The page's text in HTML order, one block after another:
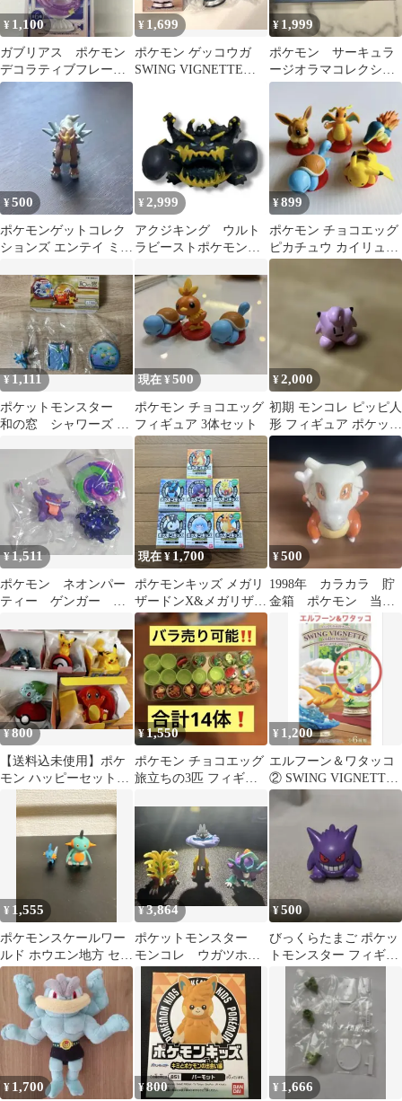
¥ 1,100
ガブリアス ポケモン
デコラティブフレーム
コレクション
¥ 1,699
ポケモン ゲッコウガ
SWING VIGNETTE
¥ 1,999
ポケモン サーキュラ
ージオラマコレクショ
ン2 きらめきの瞬間
¥500
ポケモンゲットコレク
ションズ エンテイ ミニ
¥ 2,999
アクジキング ウルト
ラビーストポケモンゲ
メレメレ島の大冒険
¥899
ポケモン チョコエッグ
ピカチュウ カイリュウ
ヒノアラシ ゼニガメ イ
¥1,111
ポケットモンスター
和の窓 シャワーズ リ
現在 ¥500
ポケモン チョコエッグ
フィギュア 3体セット
¥2,000
初期 モンコレ ピッピ人
形 フィギュア ポケット
モンスター
¥1,511
ポケモン ネオンパー
ティー ゲンガー ポ
ーメント
現在 ¥1,700
ポケモンキッズ メガリ
ザードンX&メガリザー
ドンY編 7個
¥500
1998年 カラカラ 貯
金箱 ポケモン 当時
物 レトロ
¥800
【送料込未使用】ポケ
モン ハッピーセット
2025 第1弾 第2弾 5種
¥1,550
ポケモン チョコエッグ
旅立ちの3匹 フィギュ
¥ 1,200
エルフーン＆ワタッコ
② SWING VIGNETTE
Collection 04
¥ 1,555
ポケモンスケールワー
ルド ホウエン地方 セッ
ト ミズゴロウ＆ヌマク
ロー
¥3,864
ポケットモンスター
モンコレ ウガツホム
ラ ウネルミナモ タ
ケルライコ ポケモン
¥500
びっくらたまご ポケッ
トモンスター フィギュ
アコレクション ポケ
モン ゲンガー
¥ 1,700 ¥800 ¥ 1,666